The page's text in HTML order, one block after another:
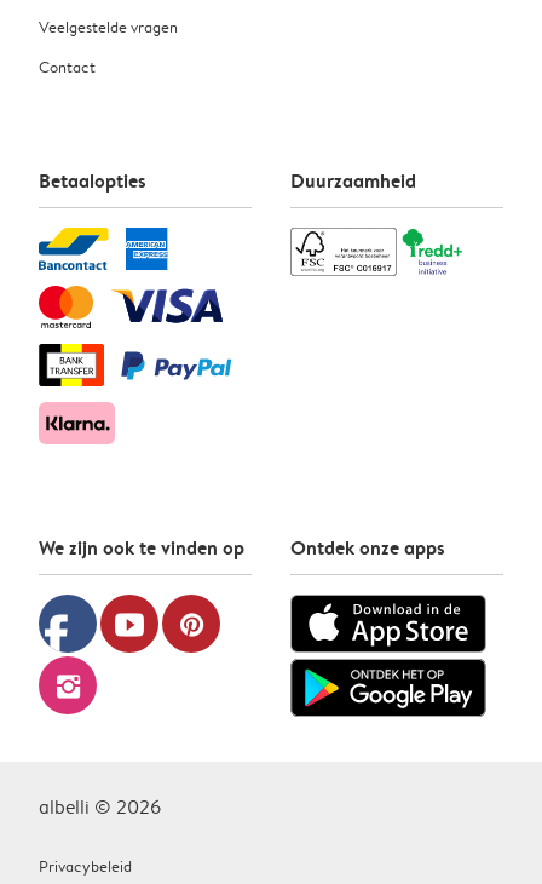
Veelgestelde vragen
Contact
Betaalopties Duurzaamheid
We zijn ook te vinden op
facebook youtube pinterest
instagram
Ontdek onze apps
albelli © 2026
Privacybeleid